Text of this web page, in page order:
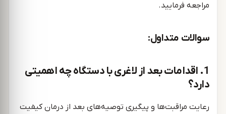
مراجعه فرمایید.
سوالات متداول:
1. اقدامات بعد از لاغری با دستگاه چه اهمیتی
دارد؟
رعایت مراقبت‌ها و پیگیری توصیه‌های بعد از درمان کیفیت